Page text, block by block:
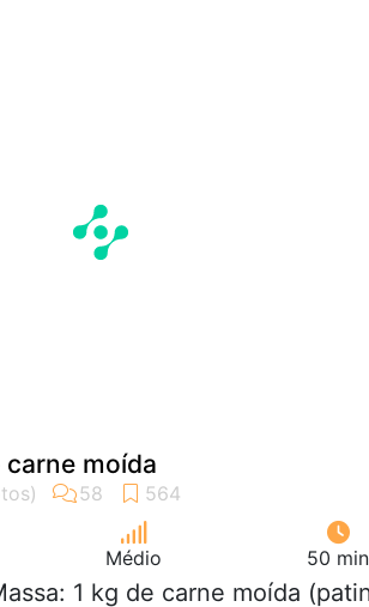
carne moída
Médio 50 min
1 kg de carne moída